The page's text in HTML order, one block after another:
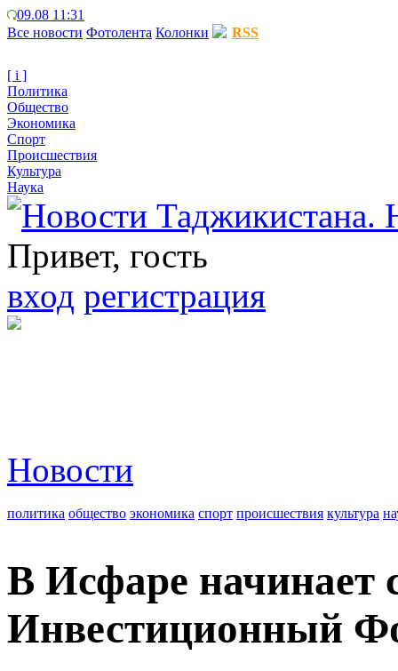
09.08 11:31
Все новости Фотолента Колонки RSS
[ i ]
Политика
Общество
Экономика
Спорт
Происшествия
Культура
Наука
Привет, гость
вход регистрация
Новости
политика общество экономика спорт происшествия культура
В Исфаре начинает
Инвестиционный